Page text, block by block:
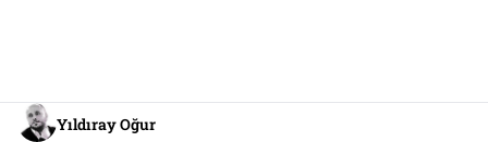
Yıldıray Oğur